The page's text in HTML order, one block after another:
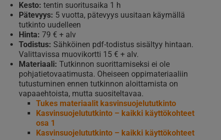
Kesto: tentin suoritusaika 1 h
Pätevyys: 5 vuotta, pätevyys uusitaan käymällä
tutkinto uudelleen
Hinta: 79 € + alv
Todistus: Sähköinen pdf-todistus sisältyy hintaan.
Valittavissa muovikortti 15 € + alv.
Materiaali: Tutkinnon suorittamiseksi ei ole
pohjatietovaatimusta. Oheiseen oppimateriaaliin
tutustuminen ennen tutkinnon aloittamista on
vapaaehtoista, mutta suositeltavaa.
Tukes materiaalit kasvinsuojelututkinto
Kasvinsuojelututkinto – kaikki käyttökohteet
osa 1
Kasvinsuojelututkinto – kaikki käyttökohteet